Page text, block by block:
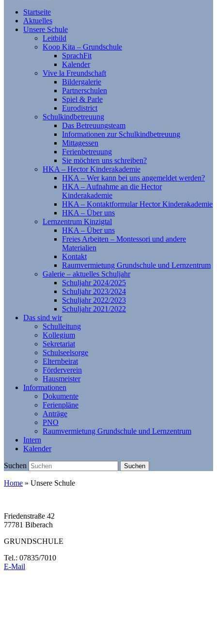
Startseite
Aktuelles
Unsere Schule
Leitbild
Koop Kita – Grundschule
SprachFit
Kalender
Vive la Freundschaft
Bildergalerie
Partnerschulen
Spiel & Parle
Eurodistrict
Schulkindbetreuung
Das Betreuungsteam
Informationen zur Schulkindbetreuung
Mittagessen
Ferienbetreuung
Sie möchten uns schreiben?
HKA – Hector Kinderakademie
HKA – Wer kann bei uns angemeldet werden?
HKA – Aufnahme an die Hector
Kinderakademie
HKA – Kontaktformular Hector Kinderakademie
HKA – Über uns
Lernzentrum Kinzigtal
HKA – Über uns
Freies Arbeiten – Montessori und andere
Materialien
Kontakt
Raumvermietung Grundschule und Lernzentrum
Galerie – aktuelles Schuljahr
Schuljahr 2024/2025
Schuljahr 2023/2024
Schuljahr 2022/2023
Schuljahr 2021/2022
Das sind wir
Schulleitung
Kollegium
Sekretariat
Schulseelsorge
Elternbeirat
Förderverein
Hausmeister
Informationen
Dokumente
Ferienpläne
Anträge
PNO
Raumvermietung Grundschule und Lernzentrum
Intern
Kalender
Suchen Suchen
Home » Unsere Schule
Friedenstraße 42
77781 Biberach
GRUNDSCHULE
Tel.: 07835/7010
E-Mail